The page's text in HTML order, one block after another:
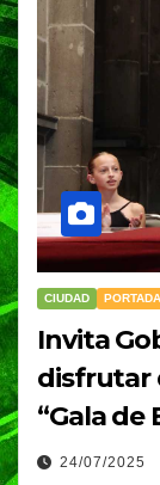
CIUDAD PORTADA
Invita
disfrutar
“Gala de
24/07/2025